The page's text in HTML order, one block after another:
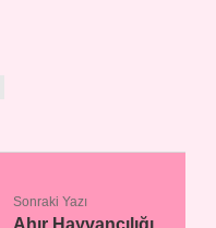
Sonraki Yazı
Ahır Hayvancılığı